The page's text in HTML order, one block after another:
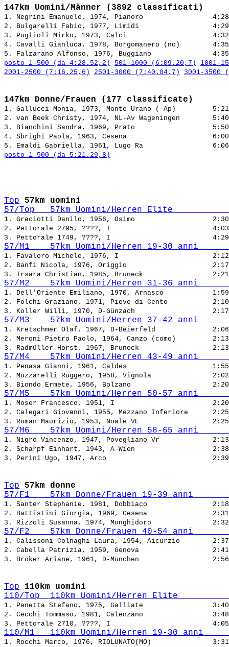
147km Uomini/Männer (3892 classificati)
1. Negrini Emanuele, 1974, Pianoro
2. Bulgarelli Fabio, 1977, Limidi
3. Puglioli Mirko, 1973, Calci
4. Cavalli Gianluca, 1978, Borgomanero (no)
5. Falzarano Alfonso, 1976, Buggiano
posto 1-500 (da 4:28.52,2)
501-1000 (6:09.20,7)
1001-
2001-2500 (7:16.25,6)
2501-3000 (7:40.04,7) 3001-3500
147km Donne/Frauen (177 classificate)
1. Gallucci Monia, 1973, Monte Urano ( Ap)
2. van Beek Christy, 1974, NL-Av Wageningen
3. Bianchini Sandra, 1969, Prato
4. Sbrighi Paola, 1963, Cesena
5. Emaldi Gabriella, 1961, Lugo Ra
posto 1-500 (da 5:21.29,8)
Top
57km uomini
57/Top   57km Uomini/Herren Elite
1. Graciotti Danilo, 1956, Osimo
2. Pettorale 2795, ????, I
3. Pettorale 1749, ????, I
57/M1    57km Uomini/Herren 19-30 anni
1. Favaloro Michele, 1976, I
2. Banfi Nicola, 1976, Origgio
3. Irsara Christian, 1985, Bruneck
57/M2    57km Uomini/Herren 31-36 anni
1. Dell'Oriente Emiliano, 1970, Arnasco
2. Folchi Graziano, 1971, Pieve di Cento
3. Koller Willi, 1970, D-Günzach
57/M3    57km Uomini/Herren 37-42 anni
1. Kretschmer Olaf, 1967, D-Beierfeld
2. Meroni Pietro Paolo, 1964, Canzo (como)
3. Radmüller Horst, 1967, Bruneck
57/M4    57km Uomini/Herren 43-49 anni
1. Penasa Gianni, 1961, Caldes
2. Muzzarelli Ruggero, 1958, Vignola
3. Biondo Ermete, 1956, Bolzano
57/M5    57km Uomini/Herren 50-57 anni
1. Moser Francesco, 1951, I
2. Calegari Giovanni, 1955, Mezzano Inferiore
3. Roman Maurizio, 1953, Noale VE
57/M6    57km Uomini/Herren 58-65 anni
1. Nigro Vincenzo, 1947, Povegliano Vr
2. Scharpf Einhart, 1943, A-Wien
3. Perini Ugo, 1947, Arco
Top
57km donne
57/F1    57km Donne/Frauen 19-39 anni
1. Santer Stephanie, 1981, Dobbiaco
2. Battistini Giorgia, 1969, Cesena
3. Rizzoli Susanna, 1974, Monghidoro
57/F2    57km Donne/Frauen 40-54 anni
1. Calissoni Colnaghi Laura, 1954, Aicurzio
2. Cabella Patrizia, 1959, Genova
3. Bröker Ariane, 1961, D-München
Top
110km uomini
110/Top  110km Uomini/Herren Elite
1. Panetta Stefano, 1975, Galliate
2. Cecchi Tommaso, 1981, Calenzano
3. Pettorale 2710, ????, I
110/M1   110km Uomini/Herren 19-30 anni
1. Rocchi Marco, 1976, RIOLUNATO(MO)